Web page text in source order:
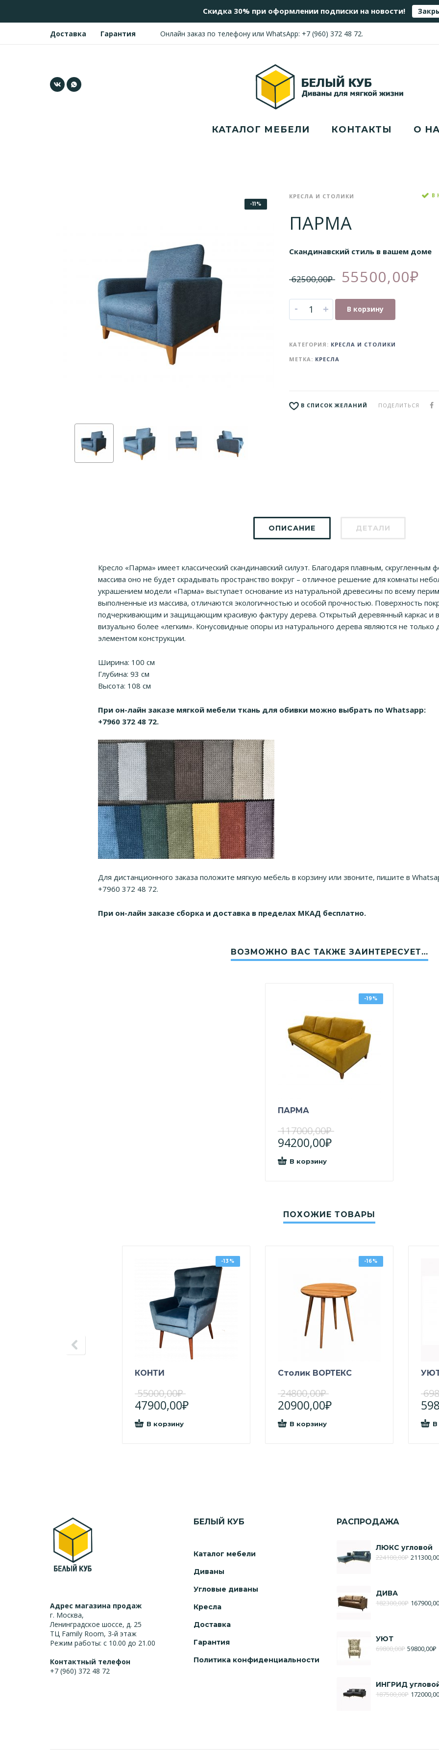
Скидка 30% при оформлении подписки на новости!
Доставка Гарантия Онлайн заказ по телефону или WhatsApp: +7 (960) 372 48 72.
КАТАЛОГ МЕБЕЛИ КОНТАКТЫ О
-11%
КРЕСЛА И СТОЛИКИ В
ПАРМА
Скандинавский стиль в вашем доме
62500,00₽ 55500,00₽
- + В корзину
КАТЕГОРИЯ: КРЕСЛА И СТОЛИКИ
МЕТКА: КРЕСЛА
В СПИСОК ЖЕЛАНИЙ ПОДЕЛИТЬСЯ
ОПИСАНИЕ ДЕТАЛИ
Кресло «Парма» имеет классический скандинавский силуэт. Благодаря плавным,
массива оно не будет скрадывать пространство вокруг – отличное решение для комнаты
украшением модели «Парма» выступает основание из натуральной древесины по всему
выполненные из массива, отличаются экологичностью и особой прочностью. Поверхность
подчеркивающим и защищающим красивую фактуру дерева. Открытый деревянный каркас и
визуально более «легким». Конусовидные опоры из натурального дерева являются не
элементом конструкции.
Ширина: 100 см
Глубина: 93 см
Высота: 108 см
При он-лайн заказе мягкой мебели ткань для обивки можно выбрать по Whatsapp:
+7960 372 48 72.
Для дистанционного заказа положите мягкую мебель в корзину или звоните, пишите в
+7960 372 48 72.
При он-лайн заказе сборка и доставка в пределах МКАД бесплатно.
ВОЗМОЖНО ВАС ТАКЖЕ ЗАИНТЕРЕСУЕТ…
-19%
ПАРМА
117000,00₽
94200,00₽
В корзину
ПОХОЖИЕ ТОВАРЫ
-13%
КОНТИ
55000,00₽
47900,00₽
В корзину
-16%
Столик ВОРТЕКС
24800,00₽
20900,00₽
В корзину В
Адрес магазина продаж
г. Москва,
Ленинградское шоссе, д. 25
ТЦ Family Room, 3-й этаж
Режим работы: с 10.00 до 21.00
Контактный телефон
+7 (960) 372 48 72
БЕЛЫЙ КУБ
Каталог мебели
Диваны
Угловые диваны
Кресла
Доставка
Гарантия
Политика конфиденциальности
РАСПРОДАЖА
ЛЮКС угловой
224100,00₽ 211300,00
ДИВА
182300,00₽ 167900,00
УЮТ
69800,00₽ 59800,00₽
ИНГРИД
187500,00₽ 172000,00